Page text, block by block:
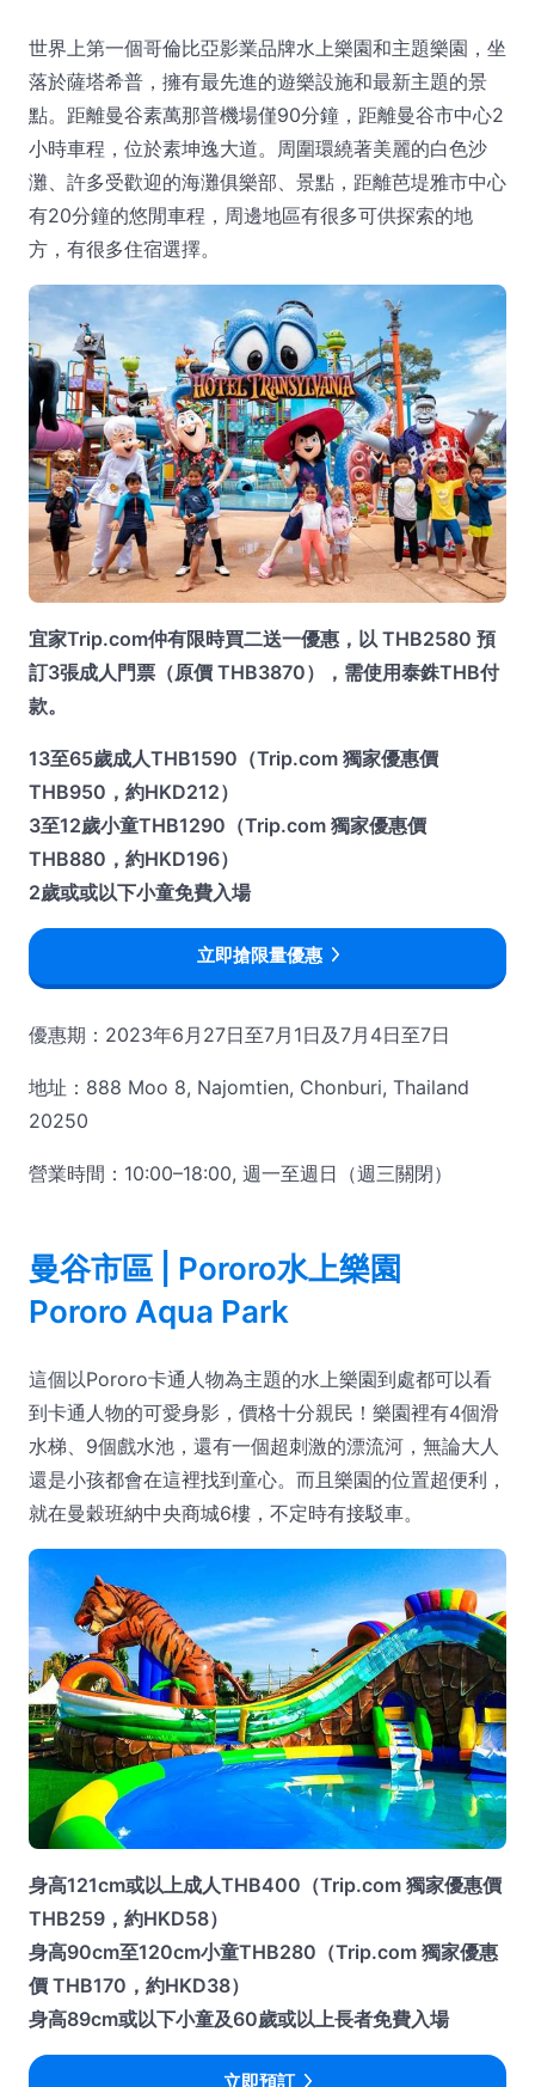
世界上第一個哥倫比亞影業品牌水上樂園和主題樂園，坐
落於薩塔希普，擁有最先進的遊樂設施和最新主題的景
點。距離曼谷素萬那普機場僅90分鐘，距離曼谷市中心2
小時車程，位於素坤逸大道。周圍環繞著美麗的白色沙
灘、許多受歡迎的海灘俱樂部、景點，距離芭堤雅市中心
有20分鐘的悠閒車程，周邊地區有很多可供探索的地
方，有很多住宿選擇。
宜家Trip.com仲有限時買二送一優惠，以 THB2580 預
訂3張成人門票（原價 THB3870），需使用泰銖THB付
款。
13至65歲成人THB1590（Trip.com 獨家優惠價
THB950，約HKD212）
3至12歲小童THB1290（Trip.com 獨家優惠價
THB880，約HKD196）
2歲或或以下小童免費入場
立即搶限量優惠
優惠期：2023年6月27日至7月1日及7月4日至7日
地址：888 Moo 8, Najomtien, Chonburi, Thailand
20250
營業時間：10:00–18:00, 週一至週日（週三關閉）
曼谷市區 | Pororo水上樂園
Pororo Aqua Park
這個以Pororo卡通人物為主題的水上樂園到處都可以看
到卡通人物的可愛身影，價格十分親民！樂園裡有4個滑
水梯、9個戲水池，還有一個超刺激的漂流河，無論大人
還是小孩都會在這裡找到童心。而且樂園的位置超便利，
就在曼穀班納中央商城6樓，不定時有接駁車。
身高121cm或以上成人THB400（Trip.com 獨家優惠價
THB259，約HKD58）
身高90cm至120cm小童THB280（Trip.com 獨家優惠
價 THB170，約HKD38）
身高89cm或以下小童及60歲或以上長者免費入場
立即預訂